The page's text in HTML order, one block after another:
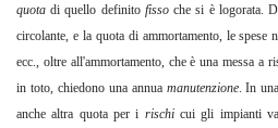
quota di quello definito fissoche si è logorata.
circolante, e la quota di ammortamento, le spese
ecc., oltre all'ammortamento, che è una messa a
in toto, chiedono una annua manutenzione. In
anche altra quota per i rischicui gli impianti